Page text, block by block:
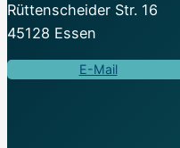
Rüttenscheider Str. 16
45128 Essen
E-Mail